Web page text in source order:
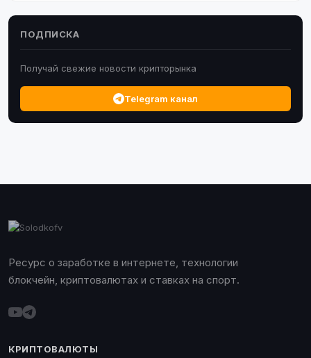
ПОДПИСКА
Получай свежие новости крипторынка
Telegram канал
Ресурс о заработке в интернете, технологии
блокчейн, криптовалютах и ставках на спорт.
КРИПТОВАЛЮТЫ